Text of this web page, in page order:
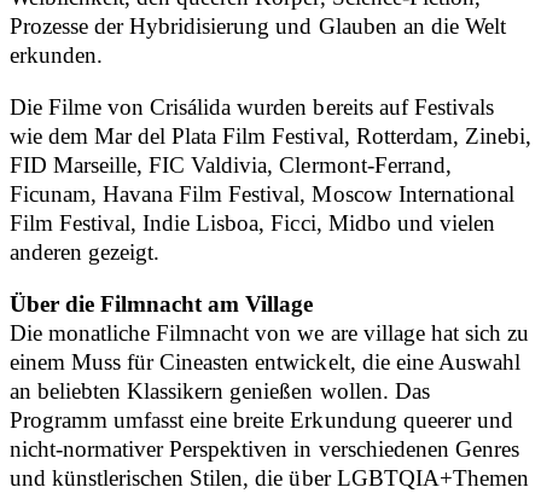
Prozesse der Hybridisierung und Glauben an die Welt
erkunden.
Die Filme von Crisálida wurden bereits auf Festivals
wie dem Mar del Plata Film Festival, Rotterdam, Zinebi,
FID Marseille, FIC Valdivia, Clermont-Ferrand,
Ficunam, Havana Film Festival, Moscow International
Film Festival, Indie Lisboa, Ficci, Midbo und vielen
anderen gezeigt.
Über die Filmnacht am Village
Die monatliche Filmnacht von we are village hat sich zu
einem Muss für Cineasten entwickelt, die eine Auswahl
an beliebten Klassikern genießen wollen. Das
Programm umfasst eine breite Erkundung queerer und
nicht-normativer Perspektiven in verschiedenen Genres
und künstlerischen Stilen, die über LGBTQIA+Themen